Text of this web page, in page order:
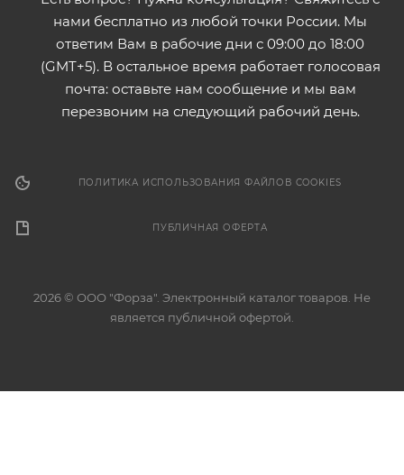
нами бесплатно из любой точки России. Мы
ответим Вам в рабочие дни с 09:00 до 18:00
(GMT+5). В остальное время работает голосовая
почта: оставьте нам сообщение и мы вам
перезвоним на следующий рабочий день.
ПОЛИТИКА ИСПОЛЬЗОВАНИЯ ФАЙЛОВ COOKIES
ПУБЛИЧНАЯ ОФЕРТА
2026 © ООО "Форза". Электронный каталог товаров. Не
является публичной офертой.